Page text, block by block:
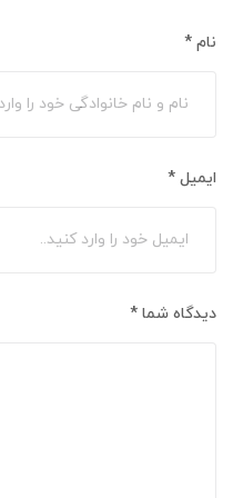
نام *
ایمیل *
دیدگاه شما *